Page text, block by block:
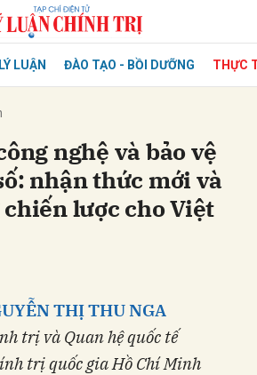
LUẬN ĐÀO TẠO - BỒI DƯỠNG THỰC
nghệ và bảo vệ
nhận thức mới và
lược cho Việt
THỊ THU NGA
trị và Quan hệ quốc tế
trị quốc gia Hồ Chí Minh